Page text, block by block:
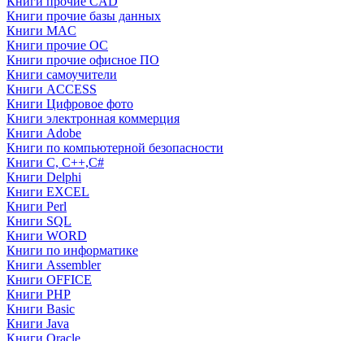
Книги прочие базы данных
Книги MAC
Книги прочие ОС
Книги прочие офисное ПО
Книги самоучители
Книги ACCESS
Книги Цифровое фото
Книги электронная коммерция
Книги Adobe
Книги по компьютерной безопасности
Книги C, C++,С#
Книги Delphi
Книги EXCEL
Книги Perl
Книги SQL
Книги WORD
Книги по информатике
Книги Assembler
Книги OFFICE
Книги PHP
Книги Basic
Книги Java
Книги Oracle